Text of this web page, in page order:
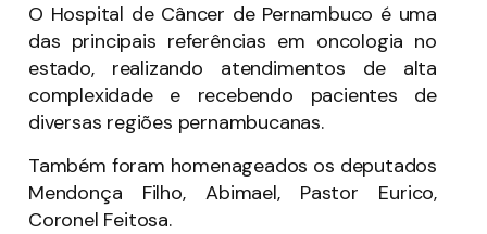
O Hospital de Câncer de Pernambuco é uma
das principais referências em oncologia no
estado, realizando atendimentos de alta
complexidade e recebendo pacientes de
diversas regiões pernambucanas.
Também foram homenageados os deputados
Mendonça Filho, Abimael, Pastor Eurico,
Coronel Feitosa.